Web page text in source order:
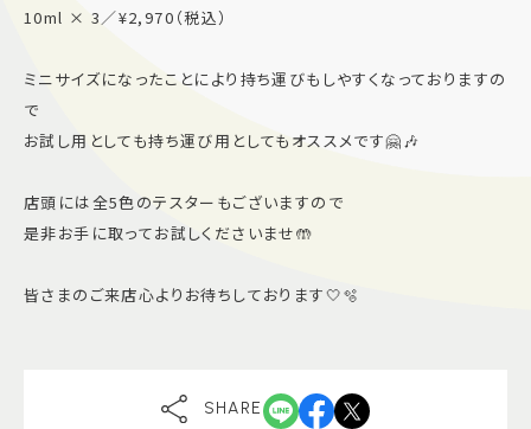
10ml × 3／¥2,970（税込）
ミニサイズになったことにより持ち運びもしやすくなっておりますの
で
お試し用としても持ち運び用としてもオススメです🤗🎶
店頭には全5色のテスターもございますので
是非お手に取ってお試しくださいませ🤲
皆さまのご来店心よりお待ちしております🤍🫧
SHARE